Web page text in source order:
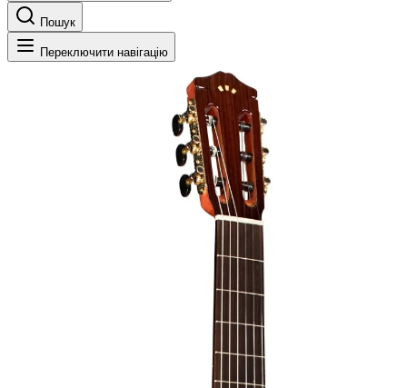
Пошук
Переключити навігацію